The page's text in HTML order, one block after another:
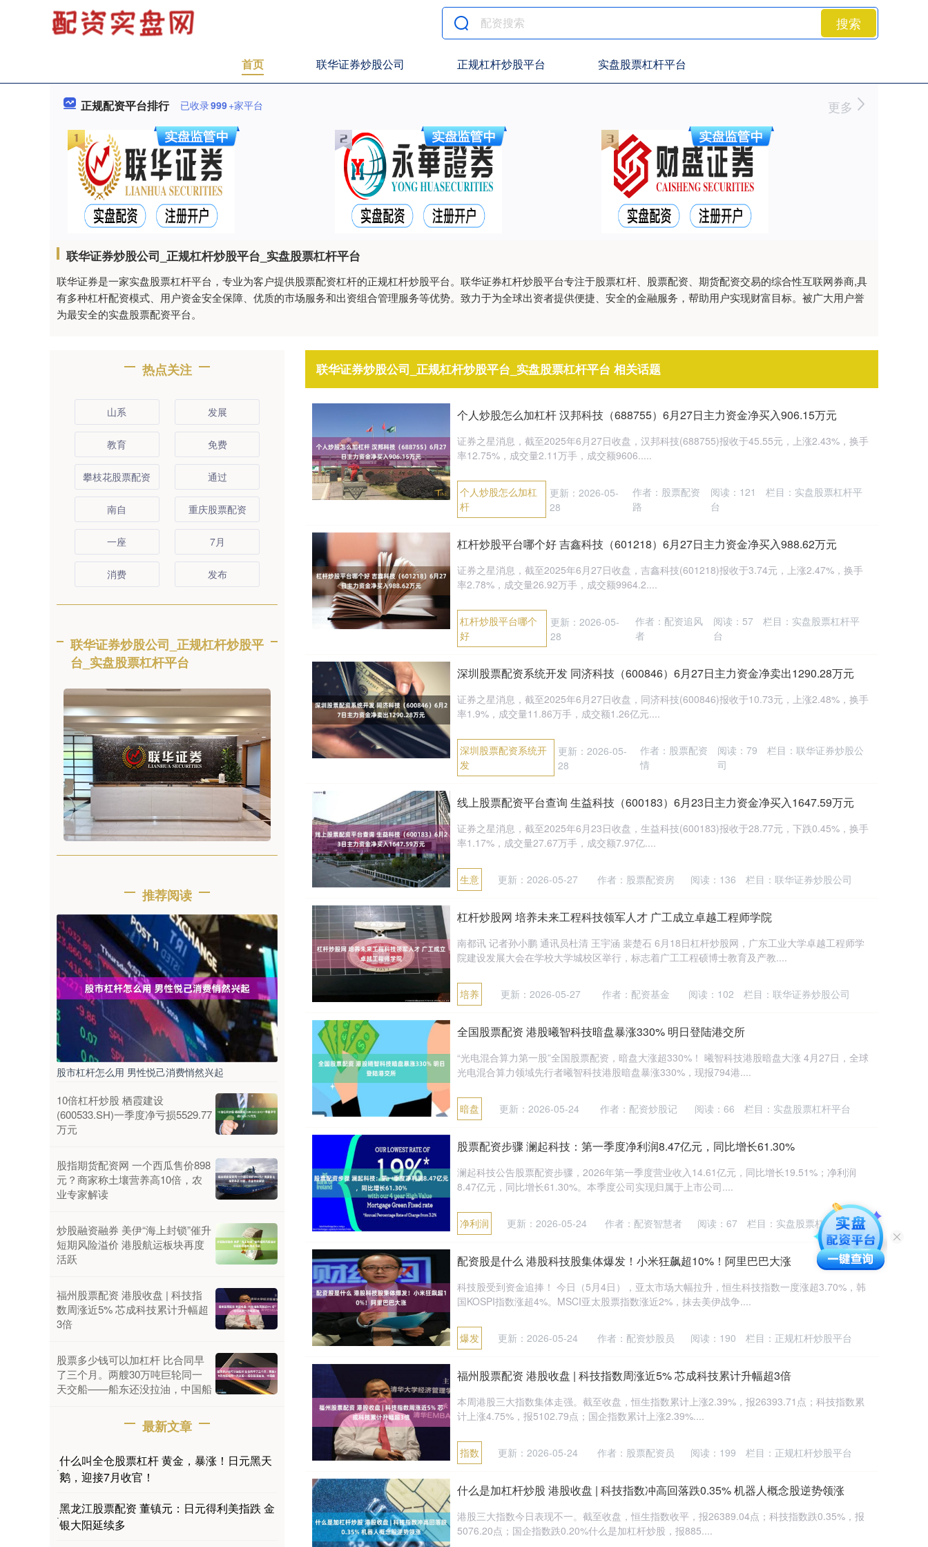
搜索
首页 联华证券炒股公司 正规杠杆炒股平台 实盘股票杠杆平台
正规配资平台排行 已收录999+家平台 更多
联华证券炒股公司_正规杠杆炒股平台_实盘股票杠杆平台
联华证券是一家实盘股票杠杆平台，专业为客户提供股票配资杠杆的正规杠杆炒股平台。联华证券杠杆炒股平台专注于股票杠杆、股票配资、期货配资交易的综合性互联网券商,具
有多种杠杆配资模式、用户资金安全保障、优质的市场服务和出资组合管理服务等优势。致力于为全球出资者提供便捷、安全的金融服务，帮助用户实现财富目标。被广大用户誉
为最安全的实盘股票配资平台。
联华证券炒股公司_正规杠杆炒股平台_实盘股票杠杆平台 相关话题
个人炒股怎么加杠杆 汉邦科技（688755）6月27日主力资金净买入906.15万元
证券之星消息，截至2025年6月27日收盘，汉邦科技(688755)报收于45.55元，上涨2.43%，换手
率12.75%，成交量2.11万手，成交额9606.....
个人炒股怎么加杠
杆
更新：2026-05-
28
作者：股票配资
路
阅读： 121 栏目： 实盘股票杠杆平
台
杠杆炒股平台哪个好 吉鑫科技（601218）6月27日主力资金净买入988.62万元
证券之星消息，截至2025年6月27日收盘，吉鑫科技(601218)报收于3.74元，上涨2.47%，换手
率2.78%，成交量26.92万手，成交额9964.2....
杠杆炒股平台哪个
好
更新：2026-05-
28
作者：配资追风
者
阅读：57 栏目： 实盘股票杠杆平
台
深圳股票配资系统开发 同济科技（600846）6月27日主力资金净卖出1290.28万元
证券之星消息，截至2025年6月27日收盘，同济科技(600846)报收于10.73元，上涨2.48%，换手
率1.9%，成交量11.86万手，成交额1.26亿元....
深圳股票配资系统开
发
更新：2026-05-
28
作者：股票配资
情
阅读： 79 栏目： 联华证券炒股公
司
线上股票配资平台查询 生益科技（600183）6月23日主力资金净买入1647.59万元
证券之星消息，截至2025年6月23日收盘，生益科技(600183)报收于28.77元，下跌0.45%，换手
率1.17%，成交量27.67万手，成交额7.97亿....
生意 更新：2026-05-27 作者：股票配资房 阅读： 136 栏目： 联华证券炒股公司
杠杆炒股网 培养未来工程科技领军人才 广工成立卓越工程师学院
南都讯 记者孙小鹏 通讯员杜清 王宇涵 裴楚石 6月18日杠杆炒股网，广东工业大学卓越工程师学
院建设发展大会在学校大学城校区举行，标志着广工工程硕博士教育及产教....
培养 更新：2026-05-27 作者：配资基金 阅读： 102 栏目： 联华证券炒股公司
全国股票配资 港股曦智科技暗盘暴涨330% 明日登陆港交所
“光电混合算力第一股”全国股票配资，暗盘大涨超330%！ 曦智科技港股暗盘大涨 4月27日，全球
光电混合算力领域先行者曦智科技港股暗盘暴涨330%，现报794港....
暗盘 更新：2026-05-24 作者：配资炒股记 阅读： 66 栏目： 实盘股票杠杆平台
股票配资步骤 澜起科技：第一季度净利润8.47亿元，同比增长61.30%
澜起科技公告股票配资步骤，2026年第一季度营业收入14.61亿元，同比增长19.51%；净利润
8.47亿元，同比增长61.30%。本季度公司实现归属于上市公司....
净利润 更新：2026-05-24 作者：配资智慧者 阅读： 67 栏目： 实盘股票杠杆平台
配资股是什么 港股科技股集体爆发！小米狂飙超10%！阿里巴巴大涨
科技股受到资金追捧！ 今日（5月4日），亚太市场大幅拉升，恒生科技指数一度涨超3.70%，韩
国KOSPI指数涨超4%。MSCI亚太股票指数涨近2%，抹去美伊战争....
爆发 更新：2026-05-24 作者：配资炒股员 阅读： 190 栏目： 正规杠杆炒股平台
福州股票配资 港股收盘 | 科技指数周涨近5% 芯成科技累计升幅超3倍
本周港股三大指数集体走强。截至收盘，恒生指数累计上涨2.39%，报26393.71点；科技指数累
计上涨4.75%，报5102.79点；国企指数累计上涨2.39%....
指数 更新：2026-05-24 作者：股票配资员 阅读： 199 栏目： 正规杠杆炒股平台
什么是加杠杆炒股 港股收盘 | 科技指数冲高回落跌0.35% 机器人概念股逆势领涨
港股三大指数今日表现不一。截至收盘，恒生指数收平，报26389.04点；科技指数跌0.35%，报
5076.20点；国企指数跌0.20%什么是加杠杆炒股，报885....
热点关注
山系 发展
教育 免费
攀枝花股票配资 通过
南自 重庆股票配资
一座 7月
消费 发布
联华证券炒股公司_正规杠杆炒股平
台_实盘股票杠杆平台
推荐阅读
股市杠杆怎么用 男性悦己消费悄然兴起
10倍杠杆炒股 栖霞建设
(600533.SH)一季度净亏损5529.77
万元
股指期货配资网 一个西瓜售价898
元？商家称土壤营养高10倍，农
业专家解读
炒股融资融券 美伊“海上封锁”催升
短期风险溢价 港股航运板块再度
活跃
福州股票配资 港股收盘 | 科技指
数周涨近5% 芯成科技累计升幅超
3倍
股票多少钱可以加杠杆 比合同早
了三个月。两艘30万吨巨轮同一
天交船——船东还没拉油，中国船
最新文章
·
什么叫全仓股票杠杆 黄金，暴涨！日元黑天
鹅，迎接7月收官！
·
黑龙江股票配资 董镇元：日元得利美指跌 金
银大阳延续多